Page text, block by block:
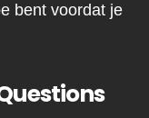
bent voordat je